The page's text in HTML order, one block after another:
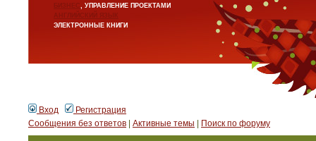
БИЗНЕС, УПРАВЛЕНИЕ ПРОЕКТАМИ
АНГЛИЙСКИЙ ЯЗЫК
ЭЛЕКТРОННЫЕ КНИГИ
Вход
Регистрация
Сообщения без ответов
Активные темы Поиск по форуму